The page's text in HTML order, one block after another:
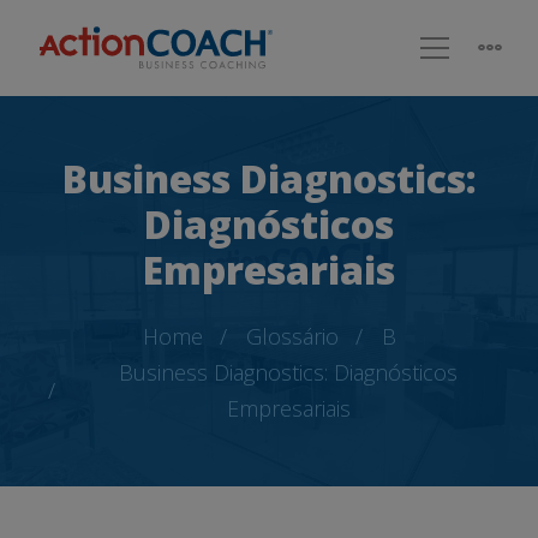
Business Diagnostics:
Diagnósticos
Empresariais
Home Glossário
B
Business Diagnostics: Diagnósticos
Empresariais